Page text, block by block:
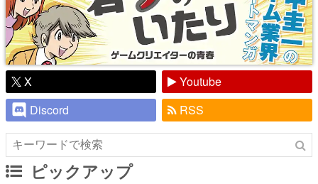
X
Youtube
Discord
RSS
ピックアップ